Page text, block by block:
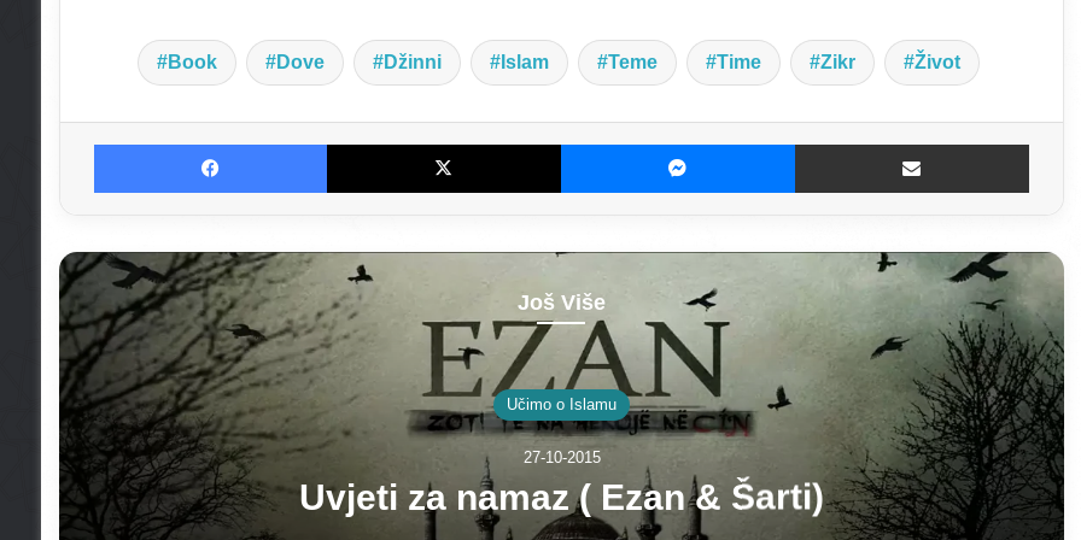
Book Dove Džinni Islam Teme Time Zikr Život
Facebook X Messenger Dijeljenje E-poštom
Još Više
Hutbe i Dersovi
27-05-2022
Hutba: Ibadet u Islamu